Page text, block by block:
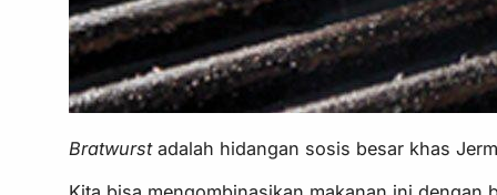
Bratwurstadalah hidangan sosis besar khas